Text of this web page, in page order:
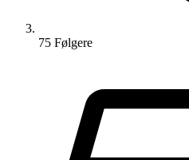
75 Følgere